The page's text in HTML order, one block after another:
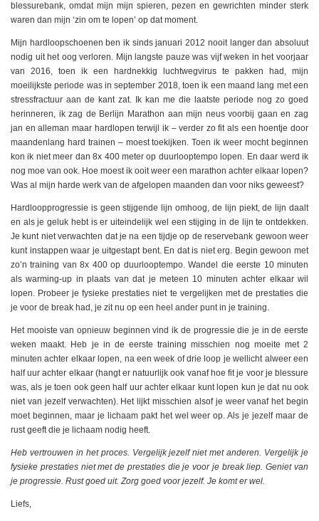
blessurebank, omdat mijn mijn spieren, pezen en gewrichten minder sterk
waren dan mijn ‘zin om te lopen’ op dat moment.
Mijn hardloopschoenen ben ik sinds januari 2012 nooit langer dan absoluut
nodig uit het oog verloren. Mijn langste pauze was vijf weken in het voorjaar
van 2016, toen ik een hardnekkig luchtwegvirus te pakken had, mijn
moeilijkste periode was in september 2018, toen ik een maand lang met een
stressfractuur aan de kant zat. Ik kan me die laatste periode nog zo goed
herinneren, ik zag de Berlijn Marathon aan mijn neus voorbij gaan en zag
jan en alleman maar hardlopen terwijl ik – verder zo fit als een hoentje door
maandenlang hard trainen – moest toekijken. Toen ik weer mocht beginnen
kon ik niet meer dan 8x 400 meter op duurlooptempo lopen. En daar werd ik
nog moe van ook. Hoe moest ik ooit weer een marathon achter elkaar lopen?
Was al mijn harde werk van de afgelopen maanden dan voor niks geweest?
Hardloopprogressie is geen stijgende lijn omhoog, de lijn piekt, de lijn daalt
en als je geluk hebt is er uiteindelijk wel een stijging in de lijn te ontdekken.
Je kunt niet verwachten dat je na een tijdje op de reservebank gewoon weer
kunt instappen waar je uitgestapt bent. En dat is niet erg. Begin gewoon met
zo’n training van 8x 400 op duurlooptempo. Wandel die eerste 10 minuten
als warming-up in plaats van dat je meteen 10 minuten achter elkaar wil
lopen. Probeer je fysieke prestaties niet te vergelijken met de prestaties die
je voor de break had, je zit nu op een heel ander punt in je training.
Het mooiste van opnieuw beginnen vind ik de progressie die je in de eerste
weken maakt. Heb je in de eerste training misschien nog moeite met 2
minuten achter elkaar lopen, na een week of drie loop je wellicht alweer een
half uur achter elkaar (hangt er natuurlijk ook vanaf hoe fit je voor je blessure
was, als je toen ook geen half uur achter elkaar kunt lopen kun je dat nu ook
niet van jezelf verwachten). Het lijkt misschien alsof je weer vanaf het begin
moet beginnen, maar je lichaam pakt het wel weer op. Als je jezelf maar de
rust geeft die je lichaam nodig heeft.
Heb vertrouwen in het proces. Vergelijk jezelf niet met anderen. Vergelijk je
fysieke prestaties niet met de prestaties die je voor je break liep. Geniet van
je progressie. Rust goed uit. Zorg goed voor jezelf. Je komt er wel.
Liefs,